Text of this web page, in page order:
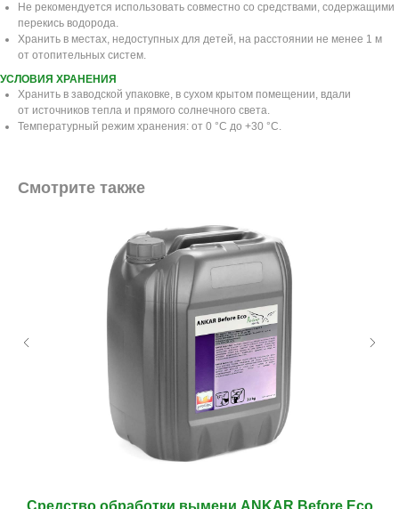
Не рекомендуется использовать совместно со средствами, содержащими
перекись водорода.
Хранить в местах, недоступных для детей, на расстоянии не менее 1 м
от отопительных систем.
УСЛОВИЯ ХРАНЕНИЯ
Хранить в заводской упаковке, в сухом крытом помещении, вдали
от источников тепла и прямого солнечного света.
Температурный режим хранения: от 0 °C до +30 °С.
Смотрите также
Средство обработки вымени ANKAR Before Eco